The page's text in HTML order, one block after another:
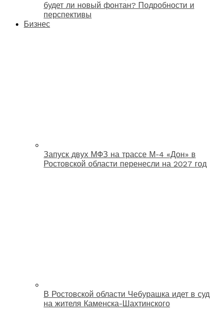
будет ли новый фонтан? Подробности и
перспективы
Бизнес
Запуск двух МФЗ на трассе М-4 «Дон» в
Ростовской области перенесли на 2027 год
В Ростовской области Чебурашка идет в суд
на жителя Каменска-Шахтинского